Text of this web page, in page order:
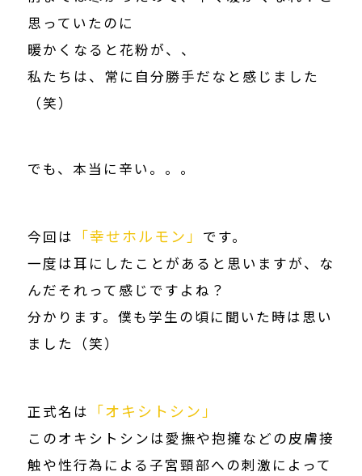
思っていたのに
暖かくなると花粉が、、
私たちは、常に自分勝手だなと感じました
（笑）
でも、本当に辛い。。。
今回は 「幸せホルモン」 です。
一度は耳にしたことがあると思いますが、な
んだそれって感じですよね？
分かります。僕も学生の頃に聞いた時は思い
ました（笑）
正式名は 「オキシトシン」
このオキシトシンは愛撫や抱擁などの皮膚接
触や性行為による子宮頸部への刺激によって